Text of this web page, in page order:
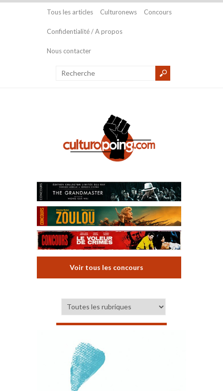
Tous les articles Culturonews Concours
Confidentialité / A propos
Nous contacter
Voir tous les concours